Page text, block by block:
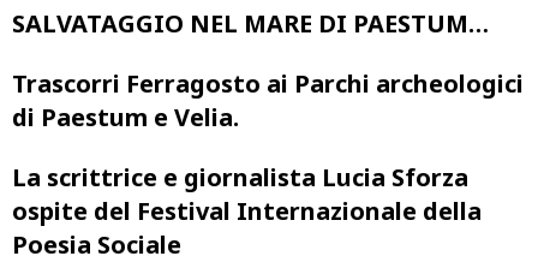
SALVATAGGIO NEL MARE DI PAESTUM…
Trascorri Ferragosto ai Parchi archeologici
di Paestum e Velia.
La scrittrice e giornalista Lucia Sforza
ospite del Festival Internazionale della
Poesia Sociale